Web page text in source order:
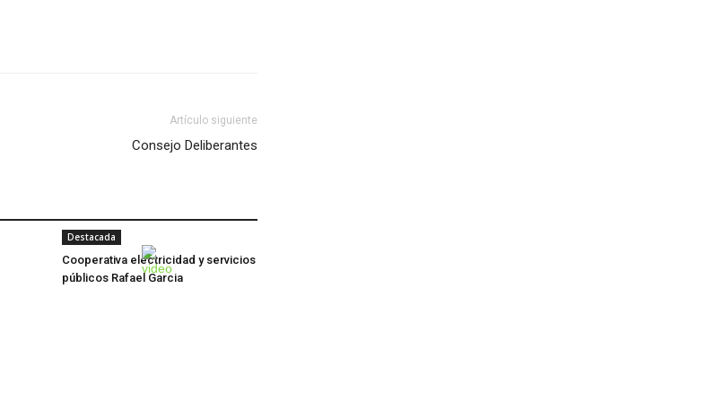
Artículo siguiente
Consejo Deliberantes
Destacada
Cooperativa electricidad y servicios
públicos Rafael Garcia